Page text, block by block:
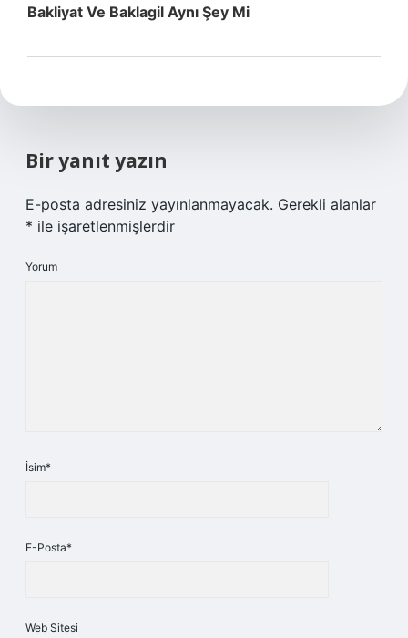
Bakliyat Ve Baklagil Aynı Şey Mi
Bir yanıt yazın
E-posta adresiniz yayınlanmayacak. Gerekli alanlar
* ile işaretlenmişlerdir
Yorum
İsim*
E-Posta*
Web Sitesi